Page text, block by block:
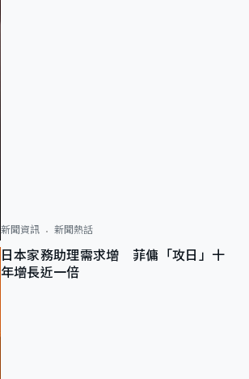
新聞資訊 新聞熱話
日本家務助理需求增 菲傭「攻日」十
年增長近一倍